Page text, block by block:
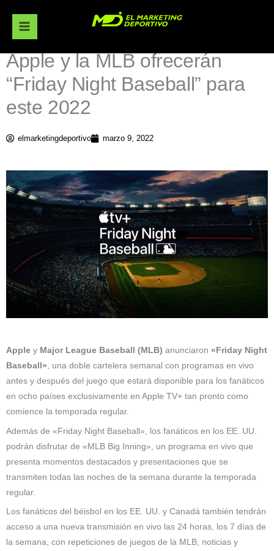
contenido
Apple y la MLB ofrecerán
“Friday Night Baseball” para
este 2022
elmarketingdeportivo marzo 9, 2022
Apple y Major League Baseball (MLB) anunciaron «Friday Night
Baseball» , una doble cartelera semanal con programas en vivo
antes y después del juego que estará disponible para los fanáticos
en ocho países exclusivamente en Apple TV+ tan pronto como
comience la temporada regular.
Además de «Friday Night Baseball», los fanáticos en los EE. UU.
podrán disfrutar de «MLB Big Inning», un programa en vivo que
presenta momentos destacados y presentaciones que se
transmiten todas las noches de la semana durante la temporada
regular.
Los fanáticos del béisbol en los EE. UU. y Canadá también tendrán
acceso a una nueva transmisión en vivo las 24 horas, los 7 días de
la semana, con repeticiones de juegos de la MLB, noticias y